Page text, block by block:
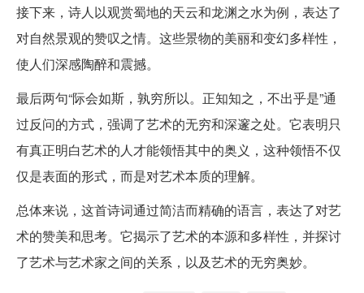
接下来，诗人以观赏蜀地的天云和龙渊之水为例，表达了
对自然景观的赞叹之情。这些景物的美丽和变幻多样性，
使人们深感陶醉和震撼。
最后两句“际会如斯，孰穷所以。正知知之，不出乎是”通
过反问的方式，强调了艺术的无穷和深邃之处。它表明只
有真正明白艺术的人才能领悟其中的奥义，这种领悟不仅
仅是表面的形式，而是对艺术本质的理解。
总体来说，这首诗词通过简洁而精确的语言，表达了对艺
术的赞美和思考。它揭示了艺术的本源和多样性，并探讨
了艺术与艺术家之间的关系，以及艺术的无穷奥妙。